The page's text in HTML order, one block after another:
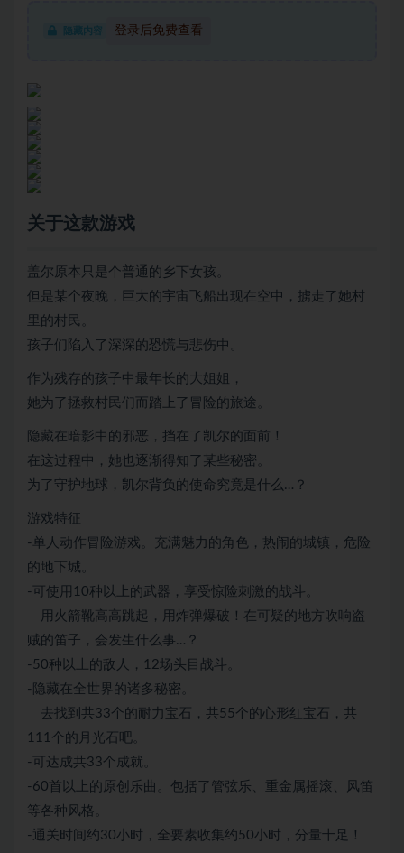
隐藏内容 登录后免费查看
关于这款游戏
盖尔原本只是个普通的乡下女孩。
但是某个夜晚，巨大的宇宙飞船出现在空中，掳走了她村
里的村民。
孩子们陷入了深深的恐慌与悲伤中。
作为残存的孩子中最年长的大姐姐，
她为了拯救村民们而踏上了冒险的旅途。
隐藏在暗影中的邪恶，挡在了凯尔的面前！
在这过程中，她也逐渐得知了某些秘密。
为了守护地球，凯尔背负的使命究竟是什么…？
游戏特征
-单人动作冒险游戏。充满魅力的角色，热闹的城镇，危险
的地下城。
-可使用10种以上的武器，享受惊险刺激的战斗。
用火箭靴高高跳起，用炸弹爆破！在可疑的地方吹响盗
贼的笛子，会发生什么事…？
-50种以上的敌人，12场头目战斗。
-隐藏在全世界的诸多秘密。
去找到共33个的耐力宝石，共55个的心形红宝石，共
111个的月光石吧。
-可达成共33个成就。
-60首以上的原创乐曲。包括了管弦乐、重金属摇滚、风笛
等各种风格。
-通关时间约30小时，全要素收集约50小时，分量十足！